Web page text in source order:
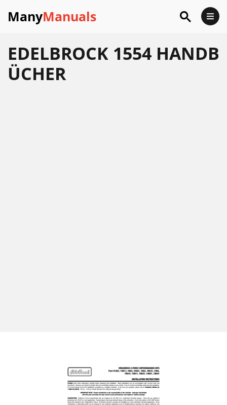
ManyManuals
EDELBROCK 1554 HANDB
ÜCHER